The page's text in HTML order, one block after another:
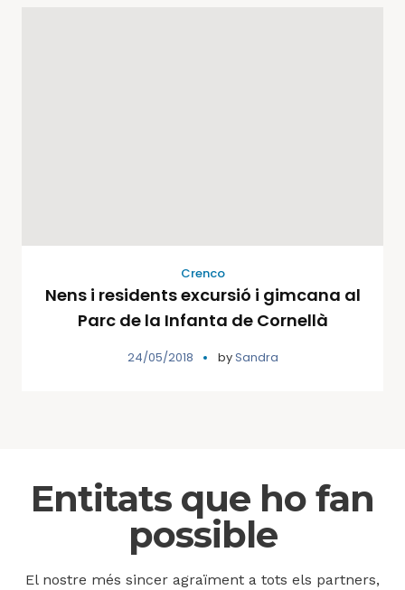
Crenco
Nens i residents excursió i gimcana al
Parc de la Infanta de Cornellà
24/05/2018 bySandra
Entitats que ho fan
possible
El nostre més sincer agraïment a tots els partners,